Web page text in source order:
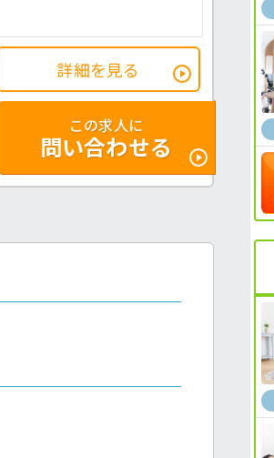
詳細を見る
この求人に
問い合わせる